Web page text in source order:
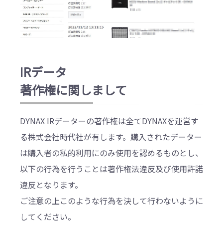
IRデータ
著作権に関しまして
DYNAX IRデーターの著作権は全てDYNAXを運営す
る株式会社時代社が有します。購入されたデーター
は購入者の私的利用にのみ使用を認めるものとし、
以下の行為を行うことは著作権法違反及び使用許諾
違反となります。
ご注意の上このような行為を決して行わないように
してください。